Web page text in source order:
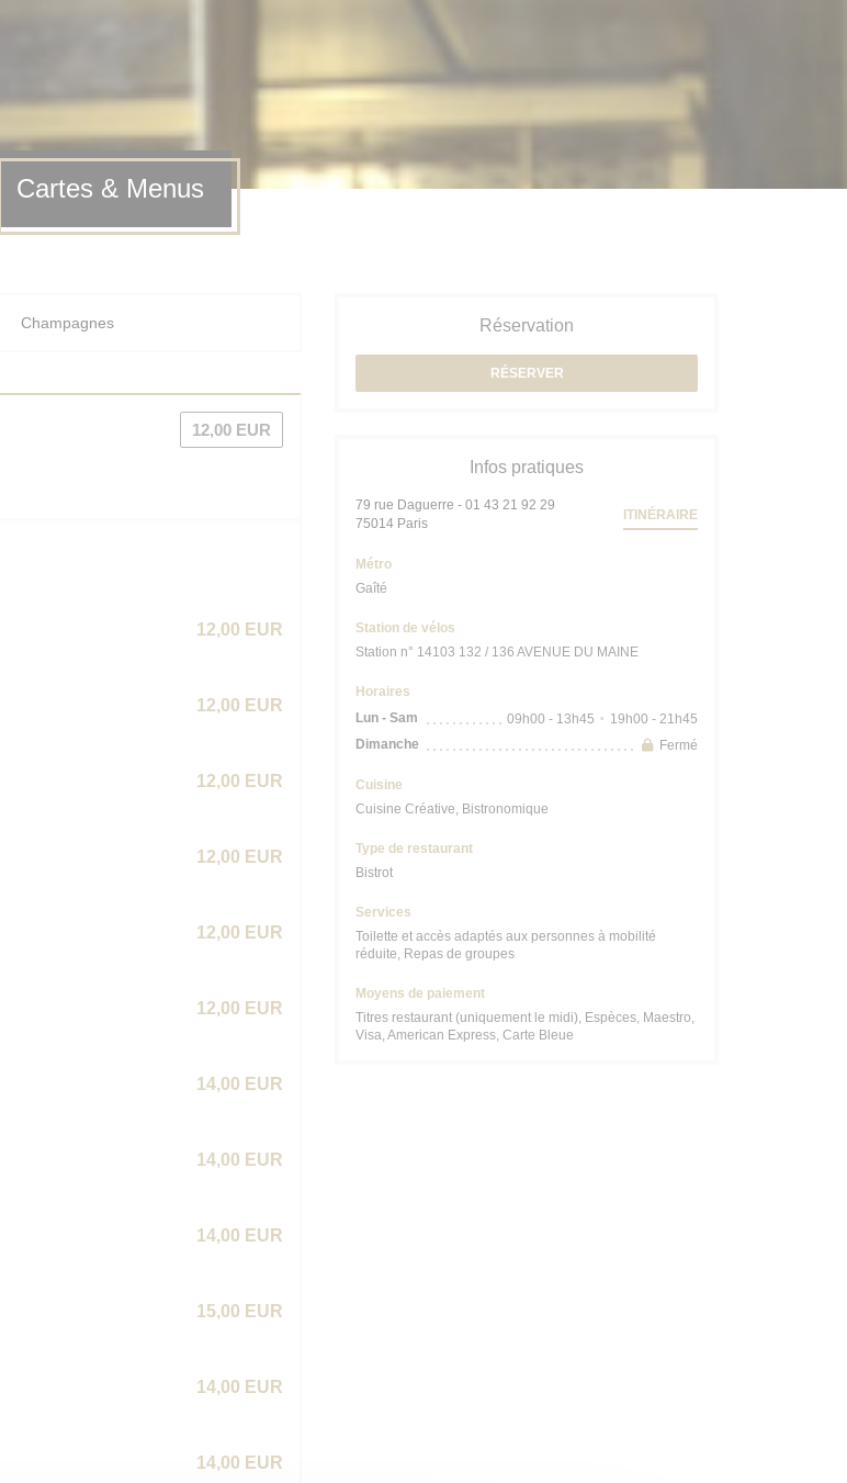
Cartes & Menus
Champagnes
12,00 EUR
12,00 EUR
12,00 EUR
12,00 EUR
12,00 EUR
12,00 EUR
12,00 EUR
14,00 EUR
14,00 EUR
14,00 EUR
15,00 EUR
14,00 EUR
14,00 EUR
Réservation
RÉSERVER
Infos pratiques
79 rue Daguerre - 01 43 21 92 29
75014 Paris((ouvre une nouvelle fenêtre))
ITINÉRAIRE
Métro
Gaîté
Station de vélos
Station n° 14103 132 / 136 AVENUE DU MAINE
Horaires
Lun - Sam 09h00 - 13h45 •
19h00 - 21h45
Dimanche
Fermé
Cuisine
Cuisine Créative, Bistronomique
Type de restaurant
Bistrot
Services
Toilette et accès adaptés aux personnes à mobilité
réduite, Repas de groupes
Moyens de paiement
Titres restaurant (uniquement le midi), Espèces, Maestro,
Visa, American Express, Carte Bleue